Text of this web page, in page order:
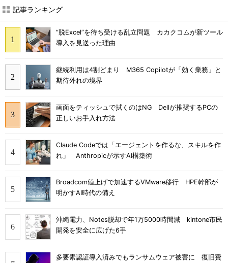
記事ランキング
“脱Excel”を待ち受ける乱立問題 カカクコムが新ツール
導入を見送った理由
継続利用は4割どまり M365 Copilotが「効く業務」と
期待外れの境界
画面をティッシュで拭くのはNG Dellが推奨するPCの
正しいお手入れ方法
Claude Codeでは「エージェントを作るな、スキルを作
れ」 Anthropicが示すAI構築術
Broadcom値上げで加速するVMware移行 HPE幹部が
明かすAI時代の備え
沖縄電力、Notes脱却で年1万5000時間減 kintone市民
開発を安全に広げた6手
多要素認証導入済みでもランサムウェア被害に 復旧費